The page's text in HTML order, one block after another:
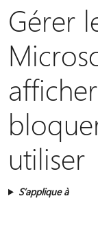
Gérer
utiliser
S’applique à